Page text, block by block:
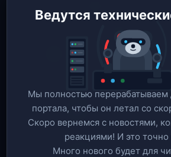
Ведутся
Мы полностью перерабатываем
портала, чтобы он летал со
Скоро вернемся c новостями,
реакциями! И это точно
Много нового будет для